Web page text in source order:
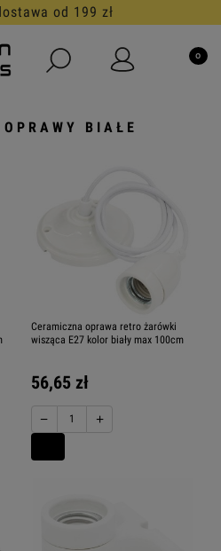
od 199 zł
BIAŁE
Ceramiczna oprawa retro żarówki
wisząca E27 kolor biały max 100cm
56,65 zł
− +